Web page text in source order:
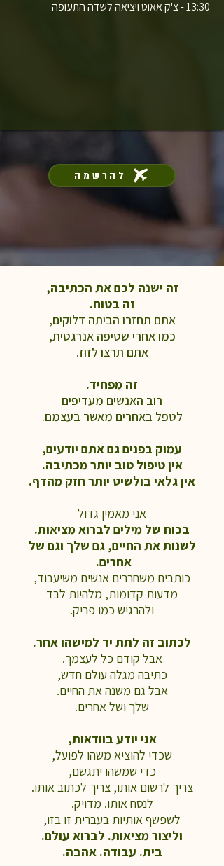
13:30 - צ'ק אאוט ויציאה לשדה התעופה
להרשמה
זה ישנה לכם את הכתיבה,
זה בטוח.
אתם תחזרו הביתה דלוקים,
כמו אחרי שטיפה אנרגטית,
אתם תרצו לזוז.
זה מפחיד.
רוב האנשים מעדיפים
לטפל באחרים מאשר בעצמם.
עמוק בפנים גם אתם יודעים,
אין טיפול טוב יותר מכתיבה.
אין גלאי בולשיט יותר חזק מהדף.
אני מאמין גדול
בכוח של מילים לברוא מציאות.
לשנות את החיים, גם שלך וגם של
אחרים.
כותבים משחררים אנשים משיעבוד,
מדעות קדומות, מלהיות לבד
ולהרגיש כמו פריק.
לכתוב זה לתת יד למישהו אחר.
אבל קודם כל לעצמך.
כתיבה מגלה עולם חדש,
אבל גם משנה את החיים.
שלך ושל אחרים.
אני יודע בוודאות,
שכדי להוציא משהו לפועל,
כדי שמשהו יתגשם,
צריך לרשום אותו, צריך לכתוב אותו.
לנסח אותו. מדויק.
לשפשף אותיות בעברית זו בזו,
וליצור מציאות. לברוא עולם.
בית. עבודה. אהבה.